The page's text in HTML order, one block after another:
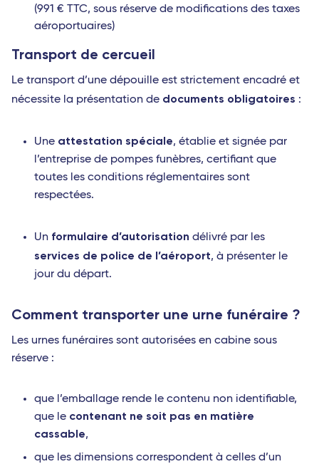
(991 € TTC, sous réserve de modifications des taxes
aéroportuaires)
Transport de cercueil
Le transport d’une dépouille est strictement encadré et
nécessite la présentation de documents obligatoires :
Une attestation spéciale, établie et signée par
l’entreprise de pompes funèbres, certifiant que
toutes les conditions réglementaires sont
respectées.
Un formulaire d’autorisation délivré par les
services de police de l’aéroport, à présenter le
jour du départ.
Comment transporter une urne funéraire ?
Les urnes funéraires sont autorisées en cabine sous
réserve :
que l’emballage rende le contenu non identifiable,
que le contenant ne soit pas en matière
cassable,
que les dimensions correspondent à celles d’un